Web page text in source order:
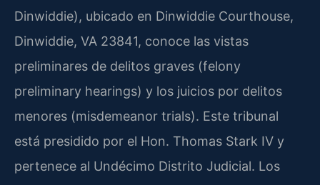
Dinwiddie), ubicado en Dinwiddie Courthouse,
Dinwiddie, VA 23841, conoce las vistas
preliminares de delitos graves (felony
preliminary hearings) y los juicios por delitos
menores (misdemeanor trials). Este tribunal
está presidido por el Hon. Thomas Stark IV y
pertenece al Undécimo Distrito Judicial. Los